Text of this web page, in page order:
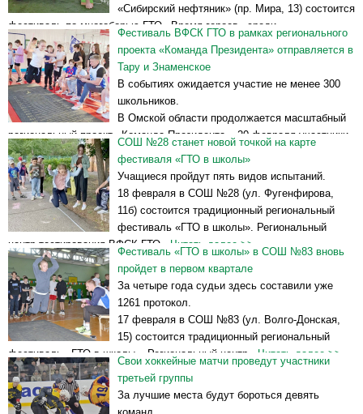
«Сибирский нефтяник» (пр. Мира, 13) состоится
фестиваль по многоборью ГТО «Время героев» среди
участников...Читать далее >>
Фестиваль ВФСК ГТО в рамках регионального
проекта «Команда Президента» отправляется в
Тару и Знаменское
В событиях ожидается участие не менее 300
школьников.
В Омской области продолжается масштабный
региональный проект «Команда Президента». 20 февраля участники
события из областного центра...
Читать далее >>
СОШ №28 станет новой точкой на карте
фестиваля «ГТО в школы»
Учащиеся пройдут пять видов испытаний.
18 февраля в СОШ №28 (ул. Фугенфирова,
11б) состоится традиционный региональный
фестиваль «ГТО в школы». Региональный
центр тестирования ВФСК ГТО... Читать далее >>
Фестиваль «ГТО в школы» в СОШ №83 вновь
пройдет в первом квартале
За четыре года судьи здесь составили уже
1261 протокол.
17 февраля в СОШ №83 (ул. Волго-Донская,
15) состоится традиционный региональный
фестиваль «ГТО в школы». Региональный центр... Читать далее >>
Свои хоккейные матчи проведут участники
третьей группы
За лучшие места будут бороться девять